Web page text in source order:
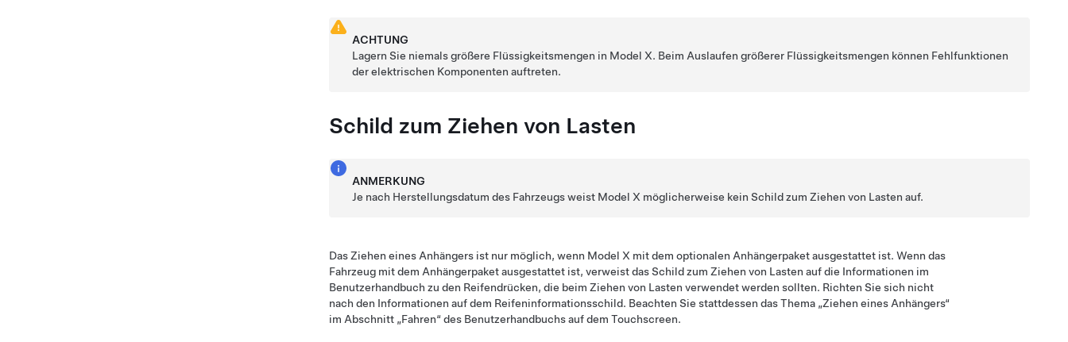
ACHTUNG
Lagern Sie niemals größere Flüssigkeitsmengen in Model X. Beim Auslaufen größerer Flüssigkeitsmengen können Fehlfunktionen
der elektrischen Komponenten auftreten.
Schild zum Ziehen von Lasten
ANMERKUNG
Je nach Herstellungsdatum des Fahrzeugs weist Model X möglicherweise kein Schild zum Ziehen von Lasten auf.
Das Ziehen eines Anhängers ist nur möglich, wenn Model X mit dem optionalen Anhängerpaket ausgestattet ist. Wenn das
Fahrzeug mit dem Anhängerpaket ausgestattet ist, verweist das Schild zum Ziehen von Lasten auf die Informationen im
Benutzerhandbuch zu den Reifendrücken, die beim Ziehen von Lasten verwendet werden sollten. Richten Sie sich nicht
nach den Informationen auf dem Reifeninformationsschild. Beachten Sie stattdessen das Thema „Ziehen eines Anhängers“
im Abschnitt „Fahren“ des Benutzerhandbuchs auf dem Touchscreen.